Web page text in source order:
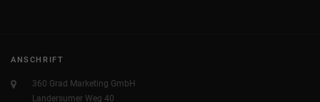
ANSCHRIFT
360 Grad Marketing GmbH
Landersumer Weg 40